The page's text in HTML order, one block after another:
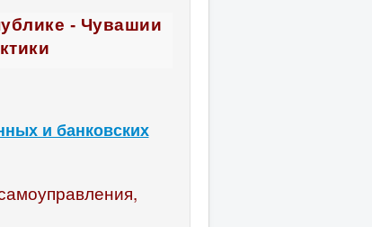
- Чувашии
и банковских